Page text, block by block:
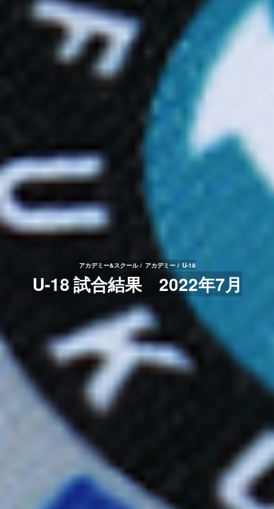
アカデミー&スクール アカデミー U-18
U-18 試合結果 2022年7月